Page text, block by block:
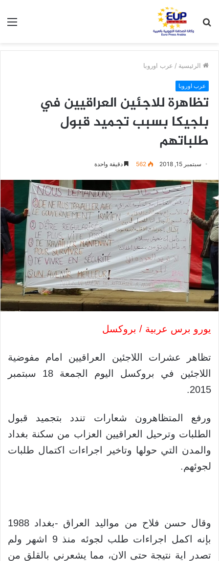
عن
الرئيسية / عرب اوروبا
عرب اوروبا
تظاهرة للاجئين العراقيين في
بلجيكا بسبب تجميد قبول
طلباتهم
سبتمبر 15, 2018 562 دقيقة واحدة
يورو برس عربية / بروكسل
تظاهر عشرات اللاجئين العراقيين امام مفوضية
اللاجئين في بروكسل اليوم الجمعة 18 سبتمبر
2015.
ورفع المتظاهرون شعارات تندد بتجميد قبول
الطلبات وترحيل العراقيين العزاب من سكنة بغداد
والمدن التي حولها وتاخير اجراءات اكتمال طلبات
لجوئهم.
وقال حسن فلاح من مواليد العراق -بغداد 1988
بإنه اكمل اجراءات طلب لجوئه منذ 9 اشهر ولم
تصدر اية نتيجة حتى الان، مما يشعرني بالقلق من